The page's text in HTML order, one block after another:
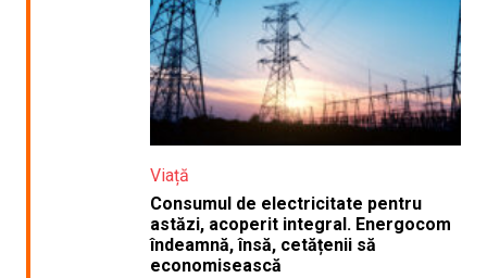
Viață
Consumul de electricitate pentru
astăzi, acoperit integral. Energocom
îndeamnă, însă, cetățenii să
economisească